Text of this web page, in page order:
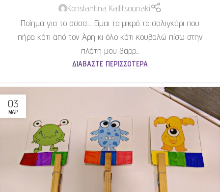
Konstantina Kallitsounaki
Ποίημα για το σσσσ..... Είμαι το μικρό το σαλιγκάρι που
πήρα κάτι από τον Άρη κι όλο κάτι κουβαλώ πίσω στην
πλάτη μου θαρρ...
ΔΙΑΒΆΣΤΕ ΠΕΡΙΣΣΌΤΕΡΑ
03
ΜΑΡ